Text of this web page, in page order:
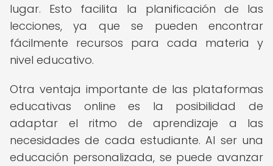
lugar. Esto facilita la planificación de las
lecciones, ya que se pueden encontrar
fácilmente recursos para cada materia y
nivel educativo.
Otra ventaja importante de las plataformas
educativas online es la posibilidad de
adaptar el ritmo de aprendizaje a las
necesidades de cada estudiante. Al ser una
educación personalizada, se puede avanzar